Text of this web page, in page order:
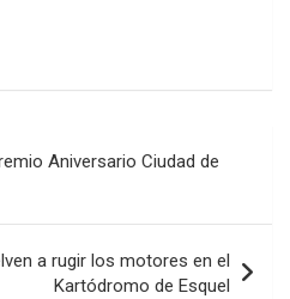
Aniversario Ciudad de
a rugir los motores en el
Kartódromo de Esquel